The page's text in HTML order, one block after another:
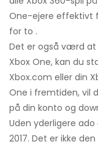
One-ejere effektivt
for to .
Det er også værd
Xbox One, kan du
Xbox.com eller din
One i fremtiden, vil
på din konto og
Uden yderligere
2017. Det er ikke